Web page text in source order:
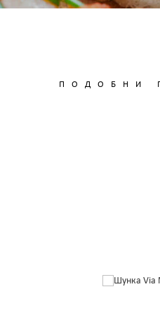
ПОДОБНИ